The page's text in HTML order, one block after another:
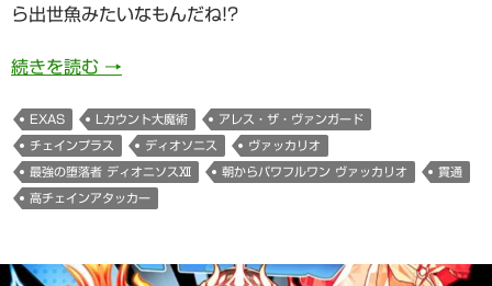
ら出世魚みたいなもんだね!?
続きを読む 961日目 職業不詳住所不明ヴァッカリオさん（
→
EXAS Lカウント大魔術 アレス・ザ・ヴァンガード
チェインプラス ディオソニス ヴァッカリオ
最強の堕落者 ディオニソスⅫ 朝からパワフルワン ヴァッカリオ 貫通
高チェインアタッカー